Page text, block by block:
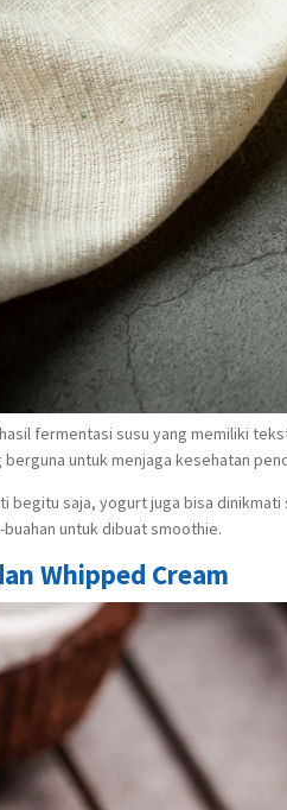
fermentasi susu yang memiliki
untuk menjaga kesehatan
begitu saja, yogurt juga bisa
untuk dibuat smoothie.
Whipped Cream